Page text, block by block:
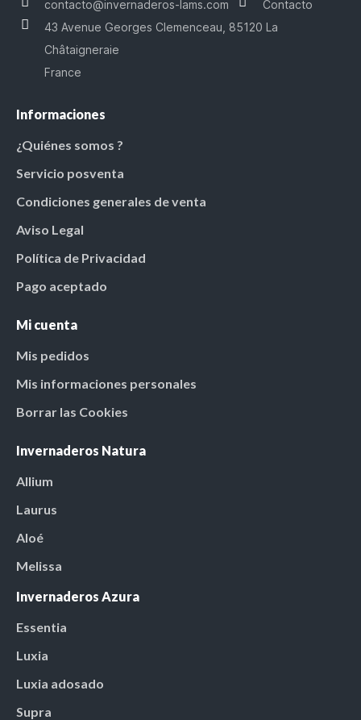
contacto@invernaderos-lams.com
Contacto
43 Avenue Georges Clemenceau, 85120 La
Châtaigneraie
France
Informaciones
¿Quiénes somos ?
Servicio posventa
Condiciones generales de venta
Aviso Legal
Política de Privacidad
Pago aceptado
Mi cuenta
Mis pedidos
Mis informaciones personales
Borrar las Cookies
Invernaderos Natura
Allium
Laurus
Aloé
Melissa
Invernaderos Azura
Essentia
Luxia
Luxia adosado
Supra